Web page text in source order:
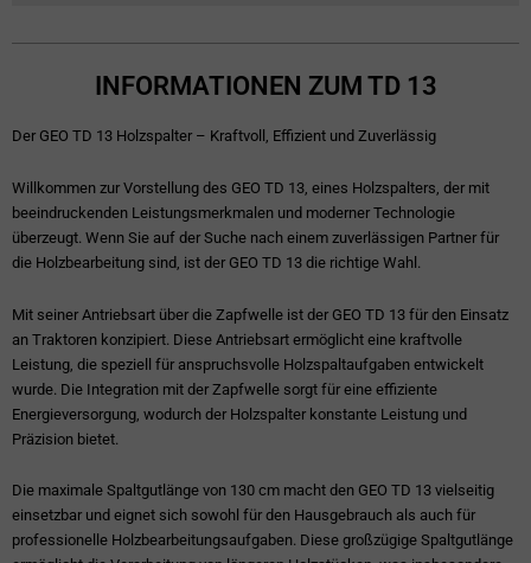
INFORMATIONEN ZUM TD 13
Der GEO TD 13 Holzspalter – Kraftvoll, Effizient und Zuverlässig
Willkommen zur Vorstellung des GEO TD 13, eines Holzspalters, der mit
beeindruckenden Leistungsmerkmalen und moderner Technologie
überzeugt. Wenn Sie auf der Suche nach einem zuverlässigen Partner für
die Holzbearbeitung sind, ist der GEO TD 13 die richtige Wahl.
Mit seiner Antriebsart über die Zapfwelle ist der GEO TD 13 für den Einsatz
an Traktoren konzipiert. Diese Antriebsart ermöglicht eine kraftvolle
Leistung, die speziell für anspruchsvolle Holzspaltaufgaben entwickelt
wurde. Die Integration mit der Zapfwelle sorgt für eine effiziente
Energieversorgung, wodurch der Holzspalter konstante Leistung und
Präzision bietet.
Die maximale Spaltgutlänge von 130 cm macht den GEO TD 13 vielseitig
einsetzbar und eignet sich sowohl für den Hausgebrauch als auch für
professionelle Holzbearbeitungsaufgaben. Diese großzügige Spaltgutlänge